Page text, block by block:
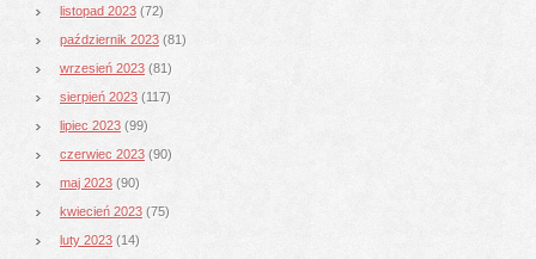
listopad 2023 (72)
październik 2023 (81)
wrzesień 2023 (81)
sierpień 2023 (117)
lipiec 2023 (99)
czerwiec 2023 (90)
maj 2023 (90)
kwiecień 2023 (75)
luty 2023 (14)